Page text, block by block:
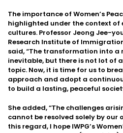
The importance of Women’s
highlighted under the context of
cultures. Professor Jeong Jee-
Research Institute of
said, “The transformation into
inevitable, but there is not lot of
topic. Now, it is time for us to
approach and adopt a
to build a lasting, peaceful
She added, “The challenges
cannot be resolved solely by our
this regard, I hope IWPG’s